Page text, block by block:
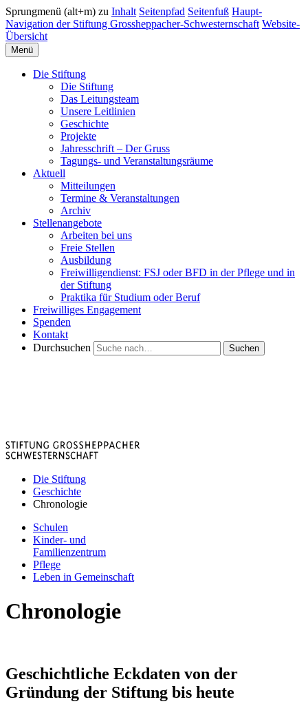
Sprungmenü (alt+m) zu Inhalt Seitenpfad Seitenfuß Haupt-
Navigation der Stiftung Grossheppacher-Schwesternschaft Website-
Übersicht
Menü
Die Stiftung
Die Stiftung
Das Leitungsteam
Unsere Leitlinien
Geschichte
Projekte
Jahresschrift – Der Gruss
Tagungs- und Veranstaltungsräume
Aktuell
Mitteilungen
Termine & Veranstaltungen
Archiv
Stellenangebote
Arbeiten bei uns
Freie Stellen
Ausbildung
Freiwilligendienst: FSJ oder BFD in der Pflege und in
der Stiftung
Praktika für Studium oder Beruf
Freiwilliges Engagement
Spenden
Kontakt
Durchsuchen
Suchen
Die Stiftung
Geschichte
Chronologie
Schulen
Kinder- und
Familienzentrum
Pflege
Leben in Gemeinschaft
Chronologie
Geschichtliche Eckdaten von der
Gründung der Stiftung bis heute